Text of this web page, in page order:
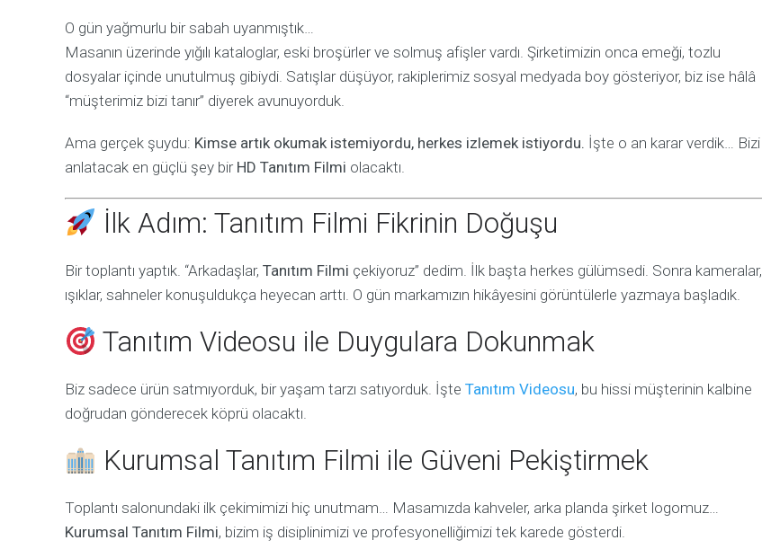
O gün yağmurlu bir sabah uyanmıştık…
Masanın üzerinde yığılı kataloglar, eski broşürler ve solmuş afişler vardı. Şirketimizin onca emeği, tozlu
dosyalar içinde unutulmuş gibiydi. Satışlar düşüyor, rakiplerimiz sosyal medyada boy gösteriyor, biz ise hâlâ
“müşterimiz bizi tanır” diyerek avunuyorduk.
Ama gerçek şuydu: Kimse artık okumak istemiyordu, herkes izlemek istiyordu. İşte o an karar verdik… Bizi
anlatacak en güçlü şey bir HD Tanıtım Filmi olacaktı.
İlk Adım: Tanıtım Filmi Fikrinin Doğuşu
Bir toplantı yaptık. “Arkadaşlar, Tanıtım Filmi çekiyoruz” dedim. İlk başta herkes gülümsedi. Sonra kameralar,
ışıklar, sahneler konuşuldukça heyecan arttı. O gün markamızın hikâyesini görüntülerle yazmaya başladık.
Tanıtım Videosu ile Duygulara Dokunmak
Biz sadece ürün satmıyorduk, bir yaşam tarzı satıyorduk. İşte Tanıtım Videosu, bu hissi müşterinin kalbine
doğrudan gönderecek köprü olacaktı.
Kurumsal Tanıtım Filmi ile Güveni Pekiştirmek
Toplantı salonundaki ilk çekimimizi hiç unutmam… Masamızda kahveler, arka planda şirket logomuz…
Kurumsal Tanıtım Filmi, bizim iş disiplinimizi ve profesyonelliğimizi tek karede gösterdi.